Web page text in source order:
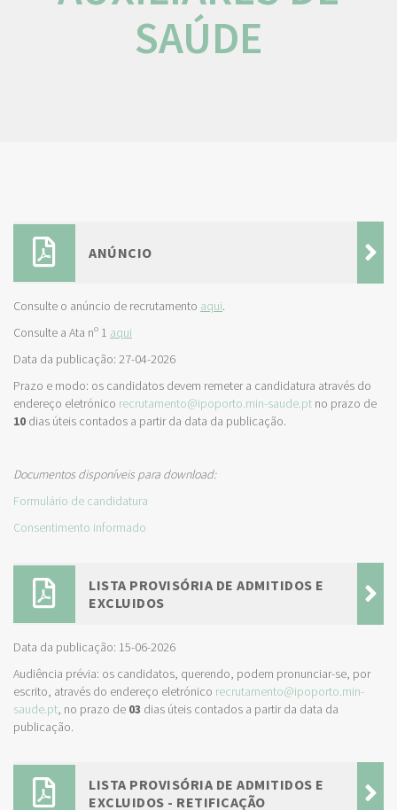
SAÚDE
ANÚNCIO
Consulte o anúncio de recrutamento aqui.
Consulte a Ata nº 1 aqui
Data da publicação: 27-04-2026
Prazo e modo: os candidatos devem remeter a candidatura através do
endereço eletrónico recrutamento@ipoporto.min-saude.pt no prazo de
10 dias úteis contados a partir da data da publicação.
Documentos disponíveis para download:
Formulário de candidatura
Consentimento informado
LISTA PROVISÓRIA DE ADMITIDOS E
EXCLUIDOS
Data da publicação: 15-06-2026
Audiência prévia: os candidatos, querendo, podem pronunciar-se, por
escrito, através do endereço eletrónico recrutamento@ipoporto.min-
saude.pt, no prazo de 03 dias úteis contados a partir da data da
publicação.
LISTA PROVISÓRIA DE ADMITIDOS E
EXCLUIDOS - RETIFICAÇÃO